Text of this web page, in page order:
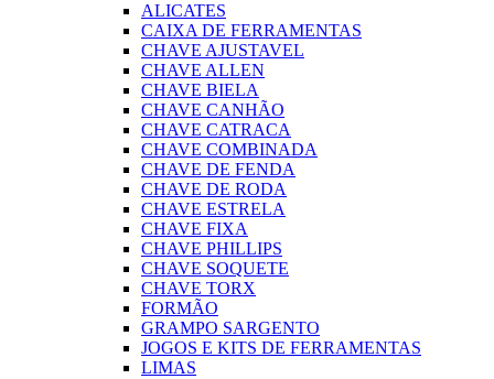
ALICATES
CAIXA DE FERRAMENTAS
CHAVE AJUSTAVEL
CHAVE ALLEN
CHAVE BIELA
CHAVE CANHÃO
CHAVE CATRACA
CHAVE COMBINADA
CHAVE DE FENDA
CHAVE DE RODA
CHAVE ESTRELA
CHAVE FIXA
CHAVE PHILLIPS
CHAVE SOQUETE
CHAVE TORX
FORMÃO
GRAMPO SARGENTO
JOGOS E KITS DE FERRAMENTAS
LIMAS